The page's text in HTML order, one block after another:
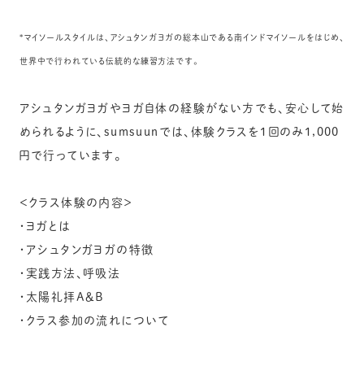
*マイソールスタイルは、アシュタンガヨガの総本山である南インドマイソールをはじめ、
世界中で行われている伝統的な練習方法です。
アシュタンガヨガやヨガ自体の経験がない方でも、安心して始
めら れるように、sumsuunでは、体験クラスを1回のみ1, 000
円で行っています。
＜クラス体験の内容＞
・ヨガとは
・アシュタンガヨガの特徴
・実践方法、呼吸法
・太陽礼拝A＆B
・クラス参加の流れについて